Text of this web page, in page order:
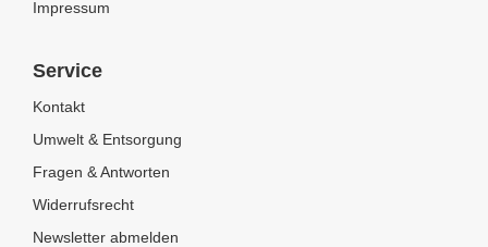
Impressum
Service
Kontakt
Umwelt & Entsorgung
Fragen & Antworten
Widerrufsrecht
Newsletter abmelden